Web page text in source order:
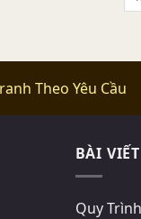
Theo Yêu Cầu
BÀI
Quy